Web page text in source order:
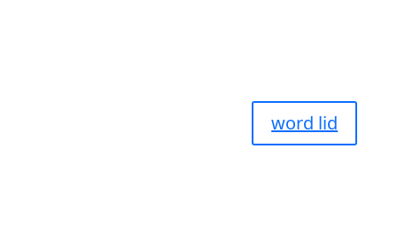
word lid